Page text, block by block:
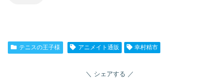
テニスの王子様 アニメイト通販 幸村精市
シェアする